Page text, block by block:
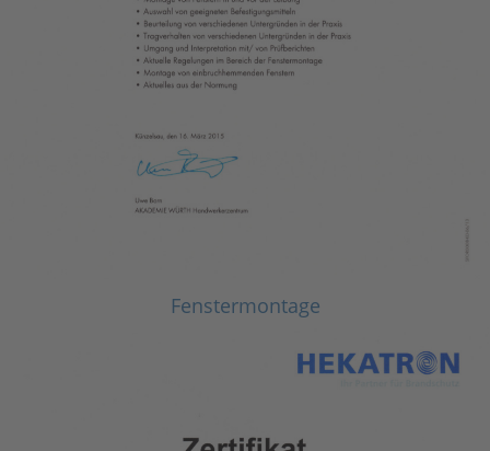
Fenstermontage